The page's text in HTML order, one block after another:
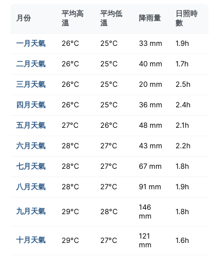
月份
平均高
溫
平均低
溫
降雨量
日照時
數
一月天氣 26°C 25°C 33 mm 1.9h
二月天氣 26°C 25°C 40 mm 1.7h
三月天氣 26°C 25°C 20 mm 2.5h
四月天氣 26°C 25°C 36 mm 2.4h
五月天氣 27°C 26°C 48 mm 2.1h
六月天氣 28°C 27°C 43 mm 2.2h
七月天氣 28°C 27°C 67 mm 1.8h
八月天氣 28°C 27°C 91 mm 1.9h
九月天氣 29°C 28°C
146
mm
1.8h
十月天氣 29°C 27°C
121
mm
1.6h